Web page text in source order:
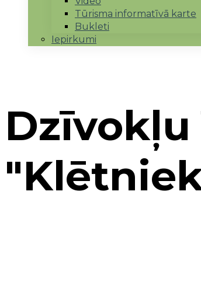
Tūrisma informatīvā karte
Bukleti
Iepirkumi